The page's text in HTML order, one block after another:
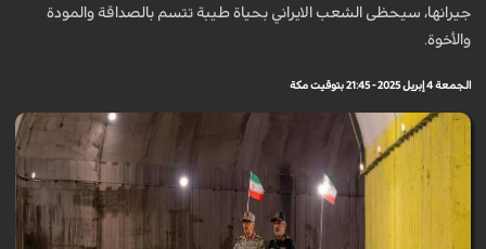
جيرانها، سيحظى الشعب الايراني بحياة طيبة تتسم بالصداقة والمودة
والأخوة.
الجمعة 4 إبريل 2025 - 21:45 بتوقيت مكة